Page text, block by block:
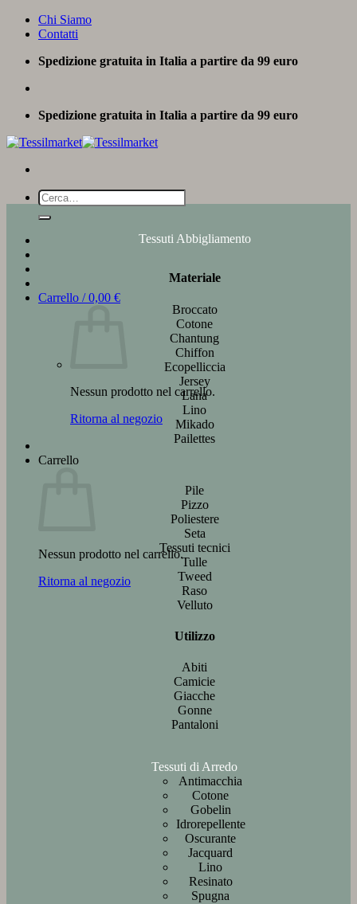
Salta
Chi Siamo
Contatti
Spedizione gratuita in Italia a partire da 99 euro
Spedizione gratuita in Italia a partire da 99 euro
Cerca:
Carrello /0,00 €
Nessun prodotto nel carrello.
Ritorna al negozio
Carrello
Nessun prodotto nel carrello.
Ritorna al negozio
Tessuti Abbigliamento
Materiale
Broccato
Cotone
Chantung
Chiffon
Ecopelliccia
Jersey
Lana
Lino
Mikado
Pailettes
Pile
Pizzo
Poliestere
Seta
Tessuti tecnici
Tulle
Tweed
Raso
Velluto
Utilizzo
Abiti
Camicie
Giacche
Gonne
Pantaloni
Tessuti di Arredo
Antimacchia
Cotone
Gobelin
Idrorepellente
Oscurante
Jacquard
Lino
Resinato
Spugna